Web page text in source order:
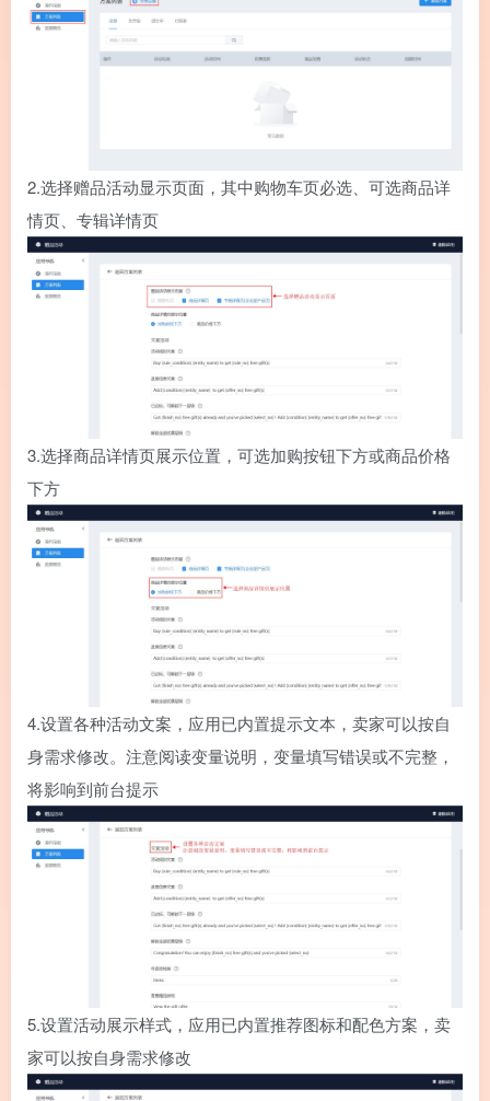
2.选择赠品活动显示页面，其中购物车页必选、可选商品详
情页、专辑详情页
3.选择商品详情页展示位置，可选加购按钮下方或商品价格
下方
4.设置各种活动文案，应用已内置提示文本，卖家可以按自
身需求修改。注意阅读变量说明，变量填写错误或不完整，
将影响到前台提示
5.设置活动展示样式，应用已内置推荐图标和配色方案，卖
家可以按自身需求修改